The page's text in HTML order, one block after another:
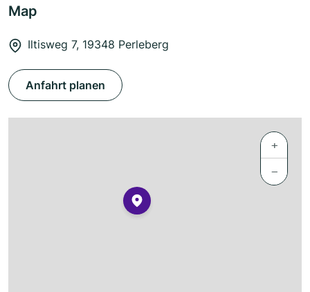
Map
Iltisweg 7, 19348 Perleberg
Anfahrt planen
+
−